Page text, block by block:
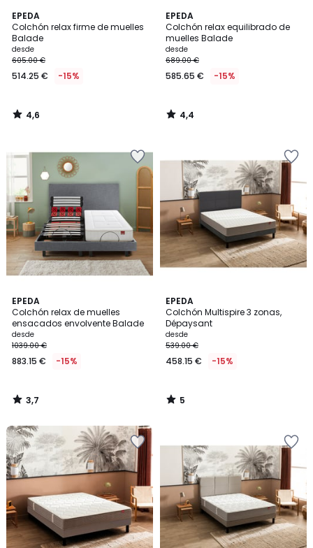
EPEDA
Colchón relax firme de muelles
Balade
desde
605.00 €
514.25 € -15%
4,6
/ 5
4,6
/
EPEDA
Colchón relax equilibrado de
muelles Balade
desde
689.00 €
585.65 € -15%
4,4
/ 5
4,4
/
EPEDA
Colchón relax de muelles
ensacados envolvente Balade
desde
1039.00 €
883.15 € -15%
3,7
/ 5
3,7
/
EPEDA
Colchón Multispire 3 zonas,
Dépaysant
desde
539.00 €
458.15 € -15%
5
/
5
5
/